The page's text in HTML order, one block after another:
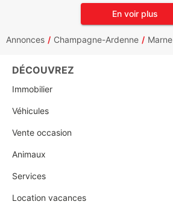
En voir plus
Annonces Champagne-Ardenne Marne
DÉCOUVREZ
Immobilier
Véhicules
Vente occasion
Animaux
Services
Location vacances